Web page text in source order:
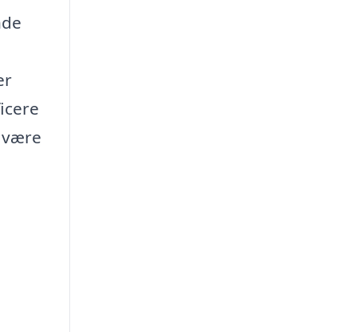
være